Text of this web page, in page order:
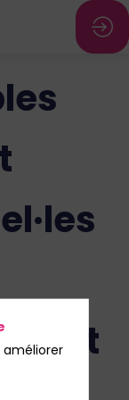
améliorer